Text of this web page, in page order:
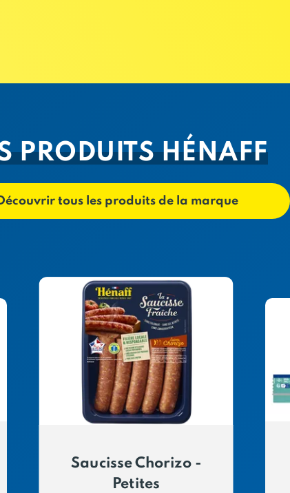
PRODUITS HÉNAFF
tous les produits de la marque
Saucisse Chorizo -
Petites